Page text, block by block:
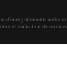
d'enregistrements audio et
et réalisation de services